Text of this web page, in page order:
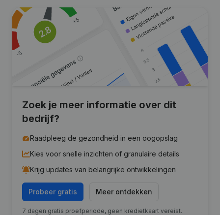
Zoek je meer informatie over dit
bedrijf?
Raadpleeg de gezondheid in een oogopslag
Kies voor snelle inzichten of granulaire details
Krijg updates van belangrijke ontwikkelingen
Probeer gratis Meer ontdekken
7 dagen gratis proefperiode, geen kredietkaart vereist.